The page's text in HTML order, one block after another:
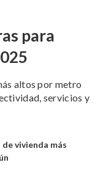
para
altos por metro
servicios y
de vivienda más